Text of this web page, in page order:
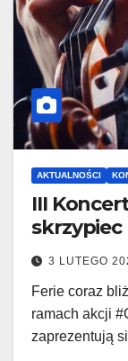
AKTUALNOŚCI
III
skrzypiec
3 LUTEGO
Ferie coraz
ramach akcji
zaprezentują